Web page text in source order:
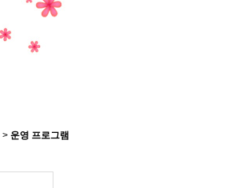
> 운영 프로그램